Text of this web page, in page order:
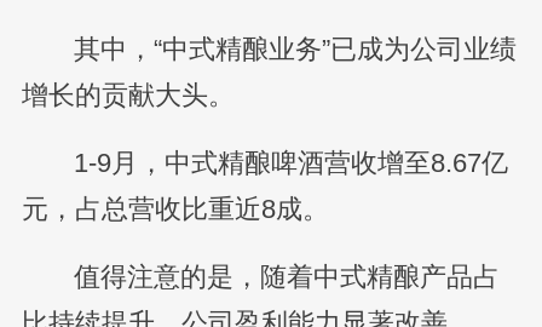
其中，“中式精酿业务”已成为公司业绩
增长的贡献大头。
1-9月，中式精酿啤酒营收增至8.67亿
元，占总营收比重近8成。
值得注意的是，随着中式精酿产品占